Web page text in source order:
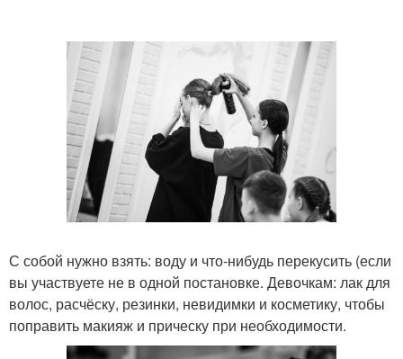
С собой нужно взять: воду и что-нибудь перекусить (если
вы участвуете не в одной постановке. Девочкам: лак для
волос, расчёску, резинки, невидимки и косметику, чтобы
поправить макияж и прическу при необходимости.